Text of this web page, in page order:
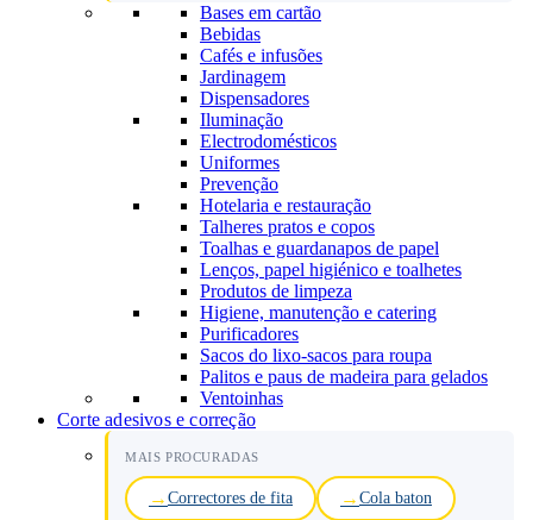
Bases em cartão
Bebidas
Cafés e infusões
Jardinagem
Dispensadores
Iluminação
Electrodomésticos
Uniformes
Prevenção
Hotelaria e restauração
Talheres pratos e copos
Toalhas e guardanapos de papel
Lenços, papel higiénico e toalhetes
Produtos de limpeza
Higiene, manutenção e catering
Purificadores
Sacos do lixo-sacos para roupa
Palitos e paus de madeira para gelados
Ventoinhas
Corte adesivos e correção
MAIS PROCURADAS
Correctores de fita Cola baton